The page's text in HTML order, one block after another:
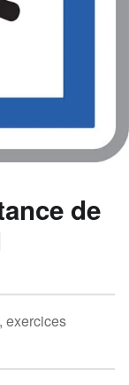
de
, exercices